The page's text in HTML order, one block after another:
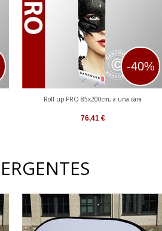
-40%
Roll up PRO 85x200cm, a una cara
76,41 €